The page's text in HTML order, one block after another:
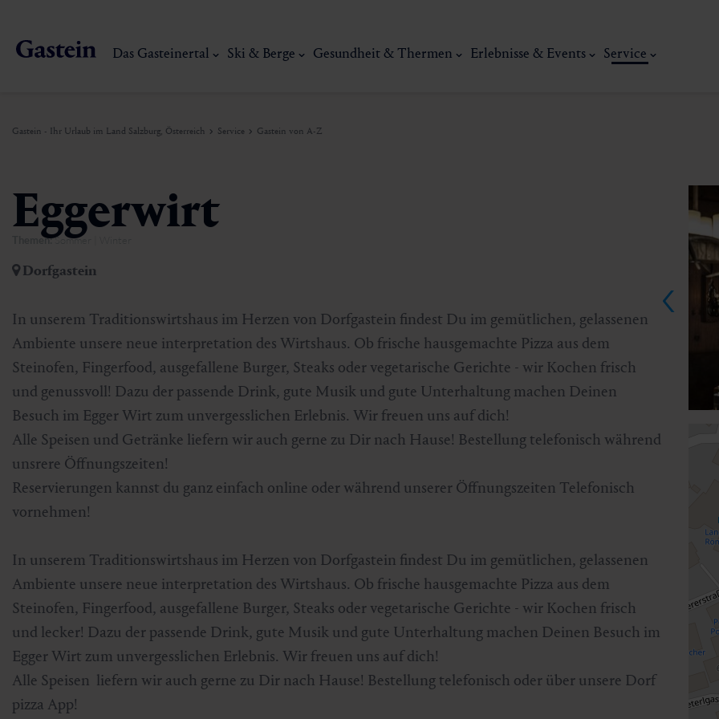
Das Gasteinertal
Bad Gastein
Ski & Berge
Mountaincart
Skifahren & Snowboarden
Langlaufen
Bergbahnen & Lifte
Gesundheit & Thermen
Gasteiner Heilstollen
Sportmedizin
Gesundheitsförderung
Erlebnisse & Events
Kulinarik-Erlebnisse
Kunst & Kultur
Service
Nachhaltigkeit
Gastein Card
Gastein von A-Z
Interaktive Karte
Kunst,
Genuss und Kulinarik
Gastein - Ihr Urlaub im Land Salzburg, Österreich Service Gastein von A-Z
Eggerwirt
Themen:Sommer | Winter
Dorfgastein
In unserem Traditionswirtshaus im Herzen von Dorfgastein findest Du im gemütlichen, gelassenen
Ambiente unsere neue interpretation des Wirtshaus. Ob frische hausgemachte Pizza aus dem
Steinofen, Fingerfood, ausgefallene Burger, Steaks oder vegetarische Gerichte - wir Kochen frisch
und genussvoll! Dazu der passende Drink, gute Musik und gute Unterhaltung machen Deinen
Besuch im Egger Wirt zum unvergesslichen Erlebnis. Wir freuen uns auf dich!
Alle Speisen und Getränke liefern wir auch gerne zu Dir nach Hause! Bestellung telefonisch während
unsrere Öffnungszeiten!
Reservierungen kannst du ganz einfach online oder während unserer Öffnungszeiten Telefonisch
vornehmen!
In unserem Traditionswirtshaus im Herzen von Dorfgastein findest Du im gemütlichen, gelassenen
Ambiente unsere neue interpretation des Wirtshaus. Ob frische hausgemachte Pizza aus dem
Steinofen, Fingerfood, ausgefallene Burger, Steaks oder vegetarische Gerichte - wir Kochen frisch
und lecker! Dazu der passende Drink, gute Musik und gute Unterhaltung machen Deinen Besuch im
Egger Wirt zum unvergesslichen Erlebnis. Wir freuen uns auf dich!
Alle Speisen liefern wir auch gerne zu Dir nach Hause! Bestellung telefonisch oder über unsere Dorf
pizza App!